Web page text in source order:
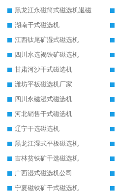
黑龙江永磁筒式磁选机退磁
湖南干式磁选机
江西钛尾矿湿式磁选机
四川水选褐铁矿磁选机
甘肃河沙干式磁选机
潍坊平板磁选机厂家
四川永磁湿式磁选机
河北销售干式磁选机
辽宁干选磁选机
黑龙江湿式平板磁选机
吉林贫铁矿干选磁选机
广西湿式磁选机公司
宁夏磁铁矿干式磁选机